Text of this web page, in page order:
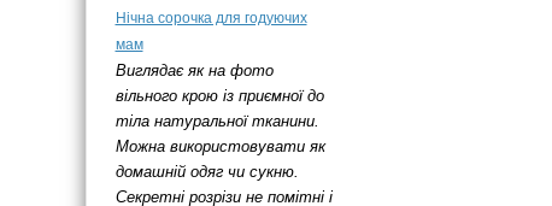
Нічна сорочка для годуючих
мам
Виглядає як на фото
вільного крою із приємної до
тіла натуральної тканини.
Можна використовувати як
домашній одяг чи сукню.
Секретні розрізи не помітні і